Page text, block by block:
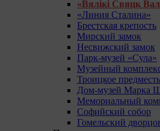
«Вялікі Свяцк
«Линия Сталина»
Брестская крепость
Мирский замок
Несвижский замок
Парк-музей «Сула»
Музейный
Троицкое
Дом-музей Марка
Мемориальный
Софийский собор
Гомельский